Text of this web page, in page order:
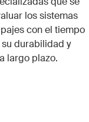
los sistemas
con el tiempo
durabilidad y
largo plazo.